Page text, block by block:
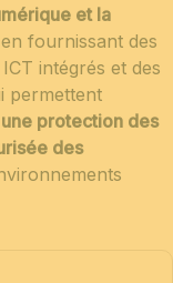
et la
fournissant des
intégrés et des
permettent
protection des
des